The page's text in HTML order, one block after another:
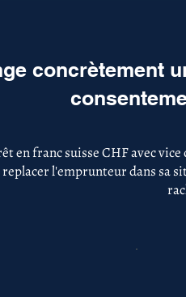
concrètement
en franc suisse CHF avec
l'emprunteur dans sa